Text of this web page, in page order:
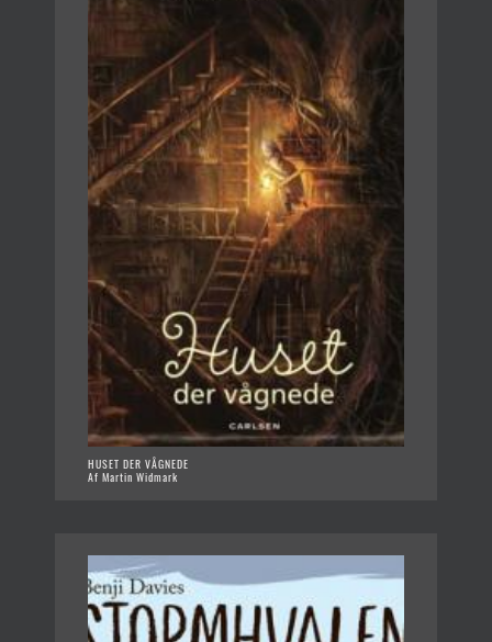
HUSET DER VÅGNEDE
Af Martin Widmark